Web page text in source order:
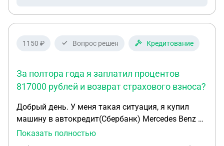
1150 ₽ Вопрос решен Кредитование
За полтора года я заплатил процентов
817000 рублей и возврат страхового взноса?
Добрый день. У меня такая ситуация, я купил
машину в автокредит(Сбербанк) Mercedes Benz E-
класс 2012г.в за 2400000т.р платил исправно 1.5
Показать полностью